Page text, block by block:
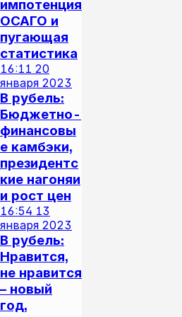
импотенция
ОСАГО и
пугающая
статистика
16:11 20
января 2023
В рубель:
Бюджетно-
финансовы
е камбэки,
президентс
кие нагоняи
и рост цен
16:54 13
января 2023
В рубель:
Нравится,
не нравится
– новый
год,